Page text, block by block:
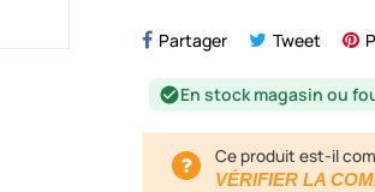
Partager Tweet
check_circleEn stock magasin ou
Ce produit est-il
VÉRIFIER LA